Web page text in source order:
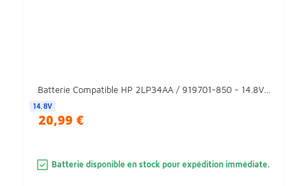
Batterie Compatible HP 2LP34AA / 919701-850 - 14.8V...
14.8V
20,99 €
Batterie disponible en stock pour expédition immédiate.